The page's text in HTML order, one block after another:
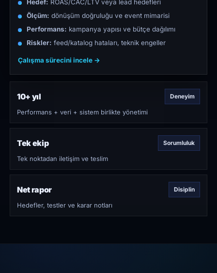
Hedef: ROAS/CAC/LTV veya lead hedefleri
Ölçüm: dönüşüm doğruluğu ve event mimarisi
Performans: kampanya yapısı ve bütçe dağılımı
Riskler: feed/katalog hataları, teknik engeller
Çalışma sürecini incele →
10+ yıl Deneyim
Performans + veri + sistem birlikte yönetimi
Tek ekip Sorumluluk
Tek noktadan iletişim ve teslim
Net rapor Disiplin
Hedefler, testler ve karar notları